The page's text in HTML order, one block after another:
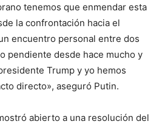
tenemos que enmendar esta
la confrontación hacia el
encuentro personal entre dos
pendiente desde hace mucho y
Trump y yo hemos
directo», aseguró Putin.
abierto a una resolución del